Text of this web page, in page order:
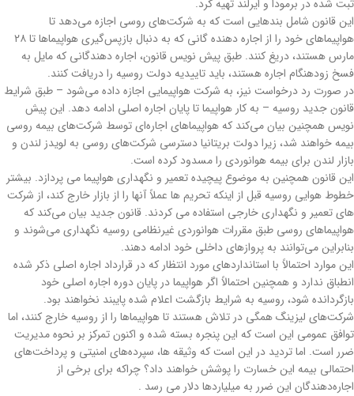
ثبت شده در برمودا و ایرلند تهیه کرد.
این قانون شامل بندهایی است که به شرکت‌های روسی اجازه می‌دهد تا
هواپیماهای خود را از اجاره ‌دهنده‌ گانی که به دنبال بازپس‌گیری هواپیماها تا ۲۸
مارس هستند، دریغ کنند. طبق پیش نویس قانون، اجاره دهندگانی که مایل به
فسخ زودهنگام اجاره هستند، باید تاییدیه دولت روسیه را دریافت کنند.
در صورت رد درخواست نیز، به شرکت هواپیمایی اجازه داده می‌شود – طبق شرایط
قانون جدید روسیه – به کار هواپیما تا پایان اجاره اصلی ادامه دهد. این پیش
نویس همچنین بیان می‌کند که هواپیماهای اجاره‌ای توسط شرکت‌های بیمه روسی
بیمه خواهند شد، زیرا دولت بریتانیا دسترسی شرکت‌های روسی به لویدز لندن و
بازار لندن برای بیمه هوانوردی را مسدود کرده است.
این قانون همچنین به موضوع پیچیده تعمیر و نگهداری هواپیما می پردازد. بیشتر
خطوط هوایی روسیه قبل از اینکه تحریم ها عملاً آنها را از بازار خارج کند، از شرکت
های تعمیر و نگهداری خارجی استفاده می کردند. قانون جدید بیان می‌کند که
هواپیماهای روسی طبق مقررات هوانوردی غیرنظامی روسیه نگهداری می‌شوند و
بنابراین می‌توانند به پروازهای داخلی خود ادامه دهند.
این موارد احتمالاً با استانداردهای مورد انتظار که در قرارداد اجاره اصلی ذکر شده
انطباق ندارد و همچنین احتمالاً اگر هواپیما در پایان دوره اجاره اصلی خود
بازگردانده شود، روسیه به شرایط بازگشت اعلام شده پایبند نخواهند بود.
شرکت‌های لیزینگ همگی در تلاش هستند تا هواپیماها را از روسیه خارج کنند، اما
توافق عمومی این است که این پنجره بسته شده و اکنون تمرکز بر نحوه مدیریت
ضرر است. اما تردید در این است که وثیقه ها، سپرده‌های امنیتی و پرداخت‌های
احتمالی بیمه این خسارت را پوشش خواهند داد؟ چراکه برای برخی از
اجاره‌دهندگان این ضرر به میلیاردها دلار می رسد .